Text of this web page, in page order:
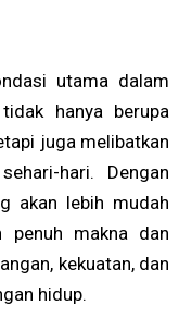
utama dalam
hanya berupa
juga melibatkan
hari. Dengan
akan lebih mudah
penuh makna dan
kekuatan, dan
hidup.